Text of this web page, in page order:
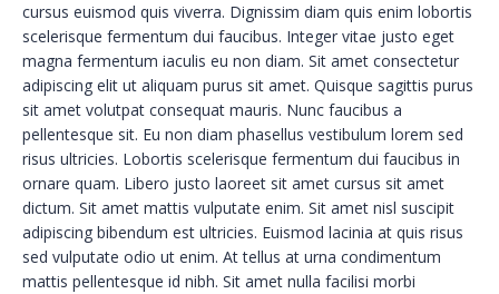
cursus euismod quis viverra. Dignissim diam quis enim lobortis
scelerisque fermentum dui faucibus. Integer vitae justo eget
magna fermentum iaculis eu non diam. Sit amet consectetur
adipiscing elit ut aliquam purus sit amet. Quisque sagittis purus
sit amet volutpat consequat mauris. Nunc faucibus a
pellentesque sit. Eu non diam phasellus vestibulum lorem sed
risus ultricies. Lobortis scelerisque fermentum dui faucibus in
ornare quam. Libero justo laoreet sit amet cursus sit amet
dictum. Sit amet mattis vulputate enim. Sit amet nisl suscipit
adipiscing bibendum est ultricies. Euismod lacinia at quis risus
sed vulputate odio ut enim. At tellus at urna condimentum
mattis pellentesque id nibh. Sit amet nulla facilisi morbi